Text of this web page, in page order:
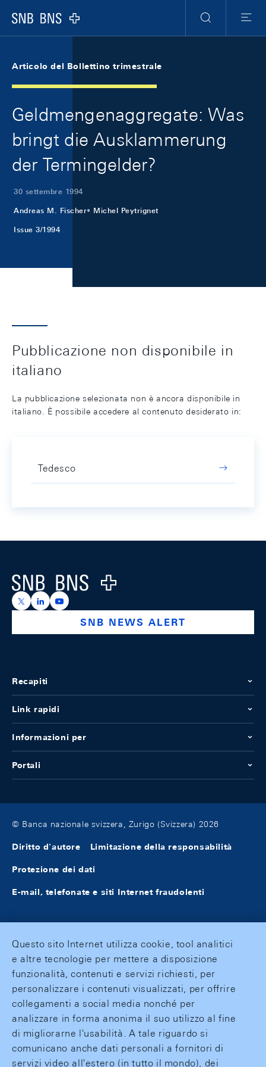
Logo
Ricerca
Menu
Articolo del Bollettino trimestrale
Geldmengenaggregate: Was
bringt die Ausklammerung
der Termingelder?
30 settembre 1994
Andreas M. Fischer Michel Peytrignet
Issue 3/1994
Pubblicazione non disponibile in
italiano
La pubblicazione selezionata non è ancora disponibile in
italiano. È possibile accedere al contenuto desiderato in:
Tedesco
Logo
https://x.com/snb_bns
https://ch.linkedin.com/company/swiss-national-
https://www.youtube.com/@swissnationalbank
SNB NEWS ALERT
Recapiti
Link rapidi
Informazioni per
Portali
© Banca nazionale svizzera, Zurigo (Svizzera) 2026
Diritto d'autore Limitazione della responsabilità
Protezione dei dati
E-mail, telefonate e siti Internet fraudolenti
Questo sito Internet utilizza cookie, tool analitici
e altre tecnologie per mettere a disposizione
funzionalità, contenuti e servizi richiesti, per
personalizzare i contenuti visualizzati, per offrire
collegamenti a social media nonché per
analizzare in forma anonima il suo utilizzo al fine
di migliorarne l'usabilità. A tale riguardo si
comunicano anche dati personali a fornitori di
servizi video all'estero (in tutto il mondo), dei